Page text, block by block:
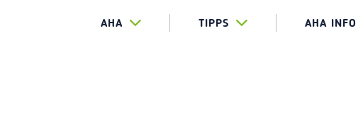
AHA TIPPS AHA INFO